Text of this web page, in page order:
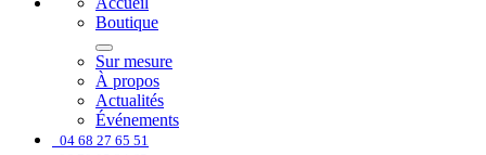
Boutique
Sur mesure
À propos
Actualités
Événements
04 68 27 65 51